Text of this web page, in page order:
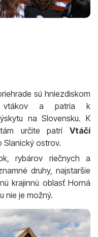
sú hniezdiskom
vtákov a patria k
na Slovensku. K
určite patrí Vtáčí
Slanický ostrov.
rybárov riečnych a
druhy, najstaršie
krajinnú oblasť Horná
nie je možný.